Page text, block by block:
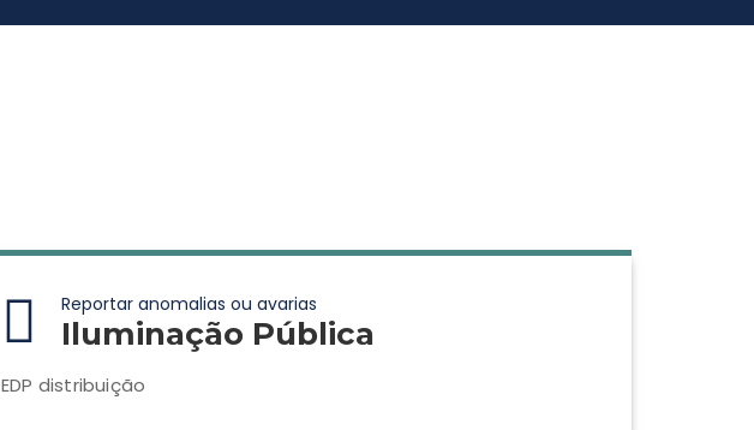
Reportar anomalias ou avarias
Iluminação Pública
EDP distribuição